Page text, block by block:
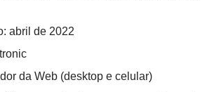
abril de 2022
da Web (desktop e celular)